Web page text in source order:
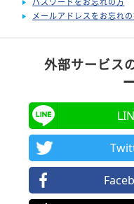
パスワードをお忘れの方
メールアドレスをお忘れの
外部サービス